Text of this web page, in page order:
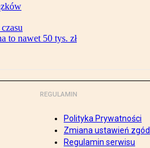
to nawet 50 tys. zł
REGULAMIN
Polityka Prywatności
Zmiana ustawień zgód
Regulamin serwisu